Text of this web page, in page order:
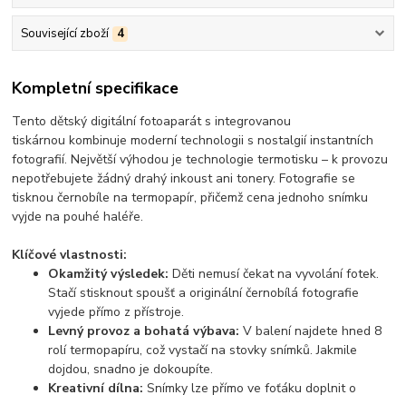
Související zboží 4
Kompletní specifikace
Tentodětský digitální fotoaparát s integrovanou
tiskárnou kombinuje moderní technologii s nostalgií instantních
fotografií. Největší výhodou jetechnologie termotisku – k provozu
nepotřebujetežádný drahý inkoust ani tonery. Fotografie se
tisknou černobíle na termopapír, přičemž cena jednoho snímku
vyjde na pouhé haléře.
Klíčové vlastnosti:
Okamžitý výsledek: Děti nemusí čekat na vyvolání fotek.
Stačí stisknout spoušť a originální černobílá fotografie
vyjede přímo z přístroje.
Levný provoz a bohatá výbava: V balení najdete hned 8
rolí termopapíru, což vystačí na stovky snímků. Jakmile
dojdou, snadno je dokoupíte.
Kreativní dílna: Snímky lze přímo ve foťáku doplnit o